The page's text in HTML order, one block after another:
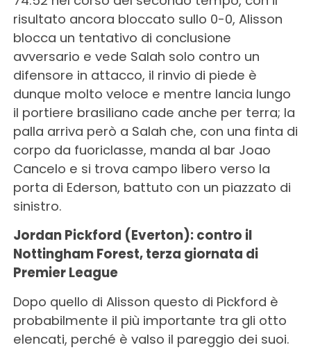
risultato ancora bloccato sullo 0-0, Alisson
blocca un tentativo di conclusione
avversario e vede Salah solo contro un
difensore in attacco, il rinvio di piede è
dunque molto veloce e mentre lancia lungo
il portiere brasiliano cade anche per terra; la
palla arriva però a Salah che, con una finta di
corpo da fuoriclasse, manda al bar Joao
Cancelo e si trova campo libero verso la
porta di Ederson, battuto con un piazzato di
sinistro.
Jordan Pickford (Everton): contro il
Nottingham Forest, terza giornata di
Premier League
Dopo quello di Alisson questo di Pickford è
probabilmente il più importante tra gli otto
elencati, perché è valso il pareggio dei suoi.